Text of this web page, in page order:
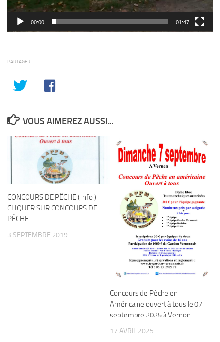
00:00 01:47
PARTAGER
VOUS AIMEREZ AUSSI...
CONCOURS DE PÊCHE ( info )
CLIQUER SUR CONCOURS DE
PÊCHE
3 SEPTEMBRE 2019
Concours de Pêche en
Américaine ouvert à tous le 07
septembre 2025 à Vernon
17 AVRIL 2025